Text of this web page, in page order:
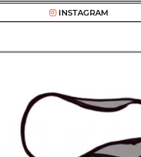
INSTAGRAM